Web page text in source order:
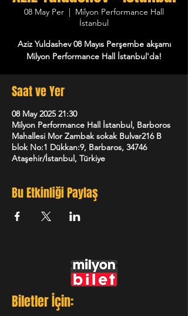
08 May Per
  |
Milyon Performance Hall
İstanbul
Aziz Yuldashev 08 Mayıs Perşembe akşamı
Milyon Performance Hall İstanbul'da!
Saat ve Yer
08 May 2025 21:30
Milyon Performance Hall İstanbul, Barboros
Mahallesi Mor Zambak sokak Bulvar216 B
blok No:1 Dükkan:9, Barbaros, 34746
Ataşehir/İstanbul, Türkiye
Bu Etkinliği Paylaş
Biletler İçin: